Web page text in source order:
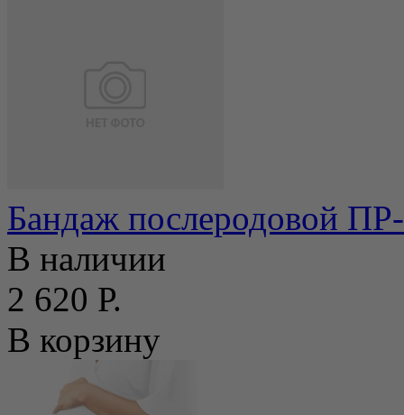
Бандаж послеродовой
В наличии
2 620 Р.
В корзину